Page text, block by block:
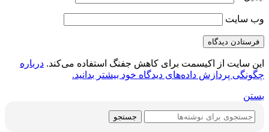
وب‌ سایت
این سایت از اکیسمت برای کاهش جفنگ استفاده می‌کند. درباره
چگونگی پردازش داده‌های دیدگاه خود بیشتر بدانید.
بستن
جستجو